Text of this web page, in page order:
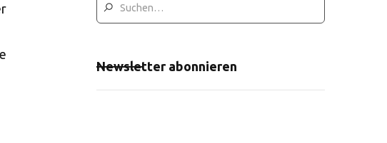
Newsletter abonnieren